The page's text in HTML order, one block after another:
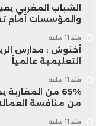
الشباب المغربي
والمؤسسات أمام
منذ 11 ساعة
أخنوش : مدارس
التعليمية عالمياً
منذ 11 ساعة
65% من
من منافسة العمالة
منذ 11 ساعة